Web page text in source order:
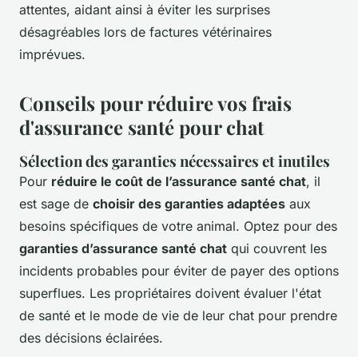
attentes, aidant ainsi à éviter les surprises
désagréables lors de factures vétérinaires
imprévues.
Conseils pour réduire vos frais
d'assurance santé pour chat
Sélection des garanties nécessaires et inutiles
Pour réduire le coût de l’assurance santé chat, il
est sage de choisir des garanties adaptées aux
besoins spécifiques de votre animal. Optez pour des
garanties d’assurance santé chat qui couvrent les
incidents probables pour éviter de payer des options
superflues. Les propriétaires doivent évaluer l'état
de santé et le mode de vie de leur chat pour prendre
des décisions éclairées.